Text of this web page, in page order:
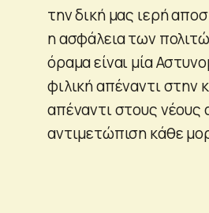
την δική μας ιερή
η ασφάλεια των
όραμα είναι μία
φιλική απέναντι στην
απέναντι στους νέους
αντιμετώπιση κάθε